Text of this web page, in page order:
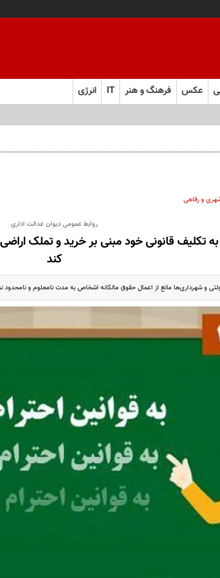
عکس فرهنگ و هنر IT انرژی
و رفاهی
روابط عمومی دیوان عدالت اداری
تکلیف قانونی خود مبنی بر خرید و تملک
کند
و شهرداری‌ها مانع از اعمال حقوق مالکانه اشخاص به مدت نامعلوم و نامحدود